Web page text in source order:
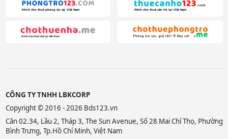
CÔNG TY TNHH LBKCORP
Copyright © 2016 - 2026 Bds123.vn
Căn 02.34, Lầu 2, Tháp 3, The Sun Avenue, Số 28 Mai Chí Thọ, Phường
Bình Trưng, Tp.Hồ Chí Minh, Việt Nam